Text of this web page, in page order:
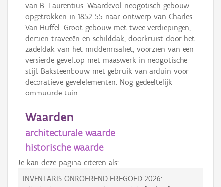
van B. Laurentius. Waardevol neogotisch gebouw
opgetrokken in 1852-55 naar ontwerp van Charles
Van Huffel. Groot gebouw met twee verdiepingen,
dertien traveeën en schilddak, doorkruist door het
zadeldak van het middenrisaliet, voorzien van een
versierde geveltop met maaswerk in neogotische
stijl. Baksteenbouw met gebruik van arduin voor
decoratieve gevelelementen. Nog gedeeltelijk
ommuurde tuin.
Waarden
architecturale waarde
historische waarde
Je kan deze pagina citeren als:
INVENTARIS ONROEREND ERFGOED 2026: